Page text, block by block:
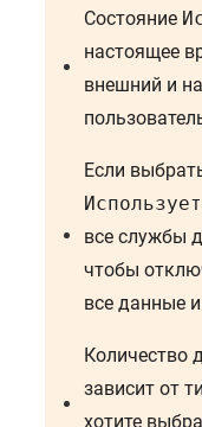
Состояние
настоящее
внешний и
Если
все службы
чтобы
все данные
Количество
зависит от
хотите